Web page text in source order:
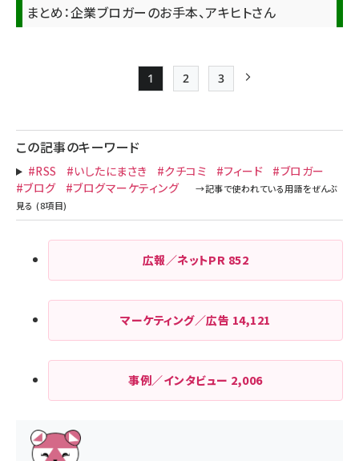
まとめ：企業ブロガーのお手本、アキヒトさん
送
り
Page
1
Page
2
Page
3
この記事のキーワード
#RSS #いしたにまさき #クチコミ #フィード
#ブロガー
#ブログ
#ブログマーケティング
広報／ネットPR 852
マーケティング／広告 14,121
事例／インタビュー 2,006